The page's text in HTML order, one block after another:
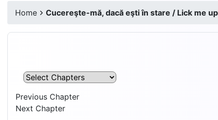
Home Cucereşte-mă, dacă eşti în stare / Lick me
Previous Chapter
Next Chapter